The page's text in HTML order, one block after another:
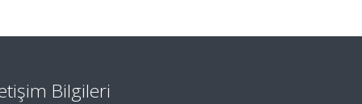
Bilgileri